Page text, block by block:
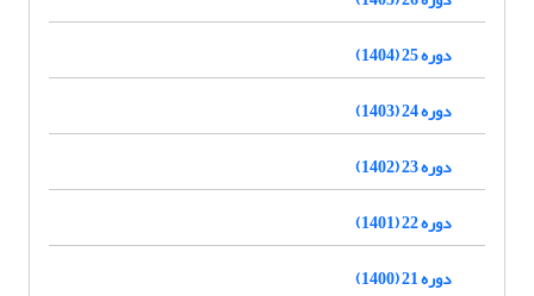
دوره 25 (1404)
دوره 24 (1403)
دوره 23 (1402)
دوره 22 (1401)
دوره 21 (1400)